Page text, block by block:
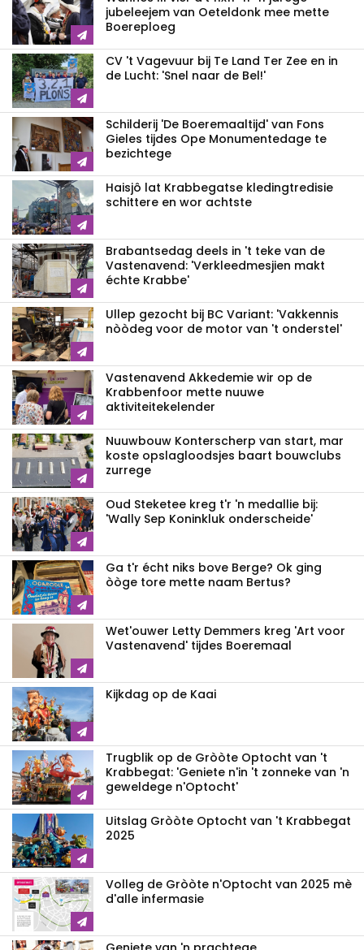
jubeleejem van Oeteldonk mee mette
Boereploeg
CV 't Vagevuur bij Te Land Ter Zee en in
de Lucht: 'Snel naar de Bel!'
Schilderij 'De Boeremaaltijd' van Fons
Gieles tijdes Ope Monumentedage te
bezichtege
Haisjô lat Krabbegatse kledingtredisie
schittere en wor achtste
Brabantsedag deels in 't teke van de
Vastenavend: 'Verkleedmesjien makt
échte Krabbe'
Ullep gezocht bij BC Variant: 'Vakkennis
nòòdeg voor de motor van 't onderstel'
Vastenavend Akkedemie wir op de
Krabbenfoor mette nuuwe
aktiviteitekelender
Nuuwbouw Konterscherp van start, mar
koste opslagloodsjes baart bouwclubs
zurrege
Oud Steketee kreg t'r 'n medallie bij:
'Wally Sep Koninkluk onderscheide'
Ga t'r écht niks bove Berge? Ok ging
òòge tore mette naam Bertus?
Wet'ouwer Letty Demmers kreg 'Art voor
Vastenavend' tijdes Boeremaal
Kijkdag op de Kaai
Trugblik op de Gròòte Optocht van 't
Krabbegat: 'Geniete n'in 't zonneke van 'n
geweldege n'Optocht'
Uitslag Gròòte Optocht van 't Krabbegat
2025
Volleg de Gròòte n'Optocht van 2025 mè
d'alle infermasie